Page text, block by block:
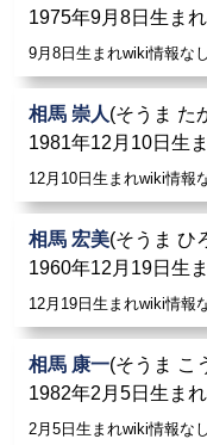
1975年9月8日生ま
9月8日生まれwiki情報な
相馬 崇人(そうま た
1981年12月10日生
12月10日生まれwiki情報
相馬 宏美(そうま ひ
1960年12月19日生
12月19日生まれwiki情報
相馬 康一(そうま こ
1982年2月5日生ま
2月5日生まれwiki情報な